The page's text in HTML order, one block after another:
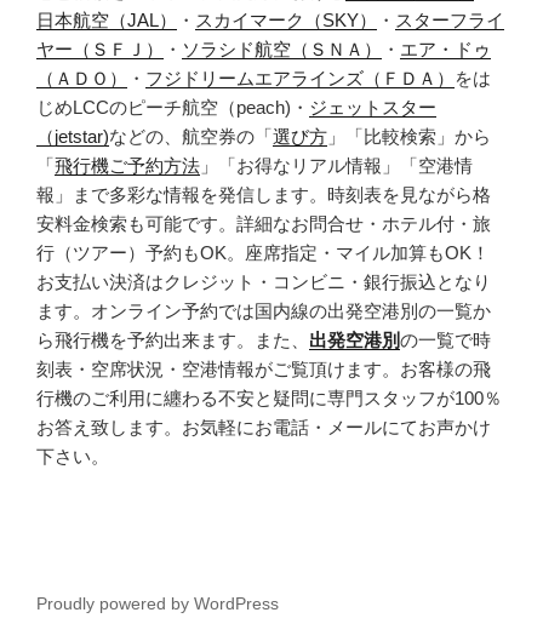
日本航空（JAL）
・ スカイマーク（SKY） ・ スターフライ
ヤー（ＳＦＪ）
・ ソラシド航空（ＳＮＡ） ・ エア・ドゥ
（ＡＤＯ）
・ フジドリームエアラインズ（ＦＤＡ）
をは
じめLCCのピーチ航空（peach)・ ジェットスター
（jetstar)などの、航空券の「選び方 」「比較検索」から
「飛行機ご予約方法 」「お得なリアル情報」「空港情
報」まで多彩な情報を発信します。時刻表を見ながら格
安料金検索も可能です。詳細なお問合せ・ホテル付・旅
行（ツアー）予約もOK。座席指定・マイル加算もOK！
お支払い決済はクレジット・コンビニ・銀行振込となり
ます。オンライン予約では国内線の出発空港別の一覧か
ら飛行機を予約出来ます。また、 出発空港別の一覧で時
刻表・空席状況・空港情報がご覧頂けます。お客様の飛
行機のご利用に纏わる不安と疑問に専門スタッフが100％
お答え致します。お気軽にお電話・メールにてお声かけ
下さい。
Proudly powered by WordPress